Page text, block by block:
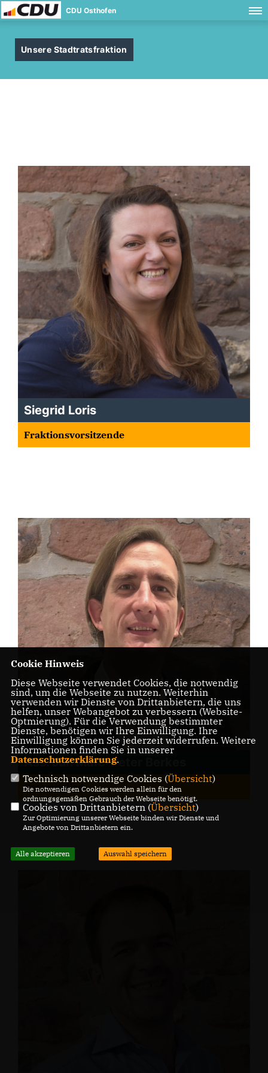
CDU Osthofen
Unsere Stadtratsfraktion
Siegrid Loris
Fraktionsvorsitzende
Ass. Jur. Marc-Peter Berkes
Ratsmitglied
Cookie Hinweis
Diese Webseite verwendet Cookies, die notwendig
sind, um die Webseite zu nutzen. Weiterhin
verwenden wir Dienste von Drittanbietern, die uns
helfen, unser Webangebot zu verbessern (Website-
Optmierung). Für die Verwendung bestimmter
Dienste, benötigen wir Ihre Einwilligung. Ihre
Einwilligung können Sie jederzeit widerrufen. Weitere
Informationen finden Sie in unserer
Datenschutzerklärung.
Technisch notwendige Cookies (Übersicht)
Die notwendigen Cookies werden allein für den
ordnungsgemäßen Gebrauch der Webseite benötigt.
Cookies von Drittanbietern (Übersicht)
Zur Optimierung unserer Webseite binden wir Dienste und
Angebote von Drittanbietern ein.
Alle akzeptieren Auswahl speichern